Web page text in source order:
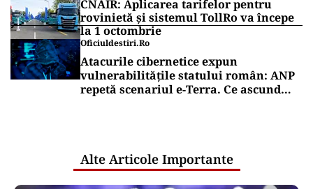
CNAIR: Aplicarea tarifelor pentru
rovinietă și sistemul TollRo va începe
la 1 octombrie
Oficiuldestiri.ro
Atacurile cibernetice expun
vulnerabilitățile statului român: ANP
repetă scenariul e‑Terra. Ce ascund
Alte Articole Importante